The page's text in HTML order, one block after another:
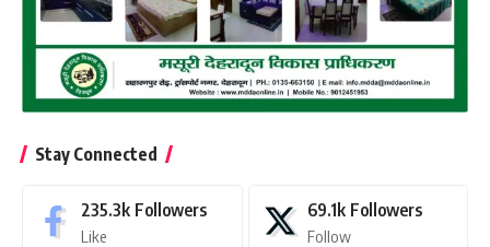
Stay Connected
235.3k Followers
Like
69.1k Followers
Follow